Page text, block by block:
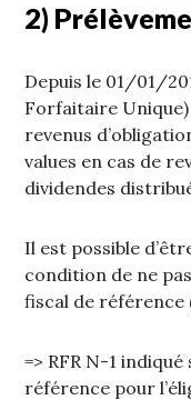
2)
Depuis le 01/01/
Forfaitaire Unique)
revenus
values en cas de
dividendes
Il est possible
condition de ne
fiscal de référence
=> RFR N-1
référence pour